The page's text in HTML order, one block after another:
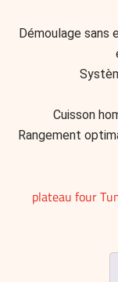
Démoulage
Cuisson
Rangement
plateau four